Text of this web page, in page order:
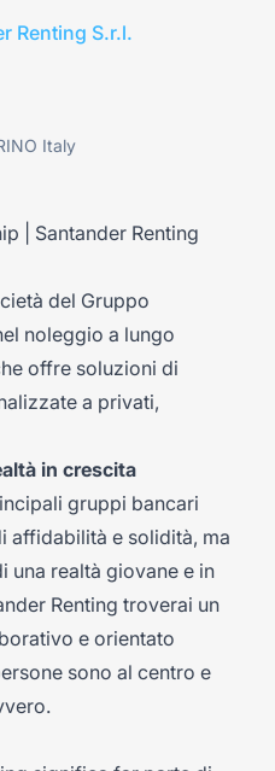
Renting S.r.l.
Italy
| Santander Renting
del Gruppo
noleggio a lungo
offre soluzioni di
a privati,
in crescita
gruppi bancari
affidabilità e solidità, ma
una realtà giovane e in
Renting troverai un
e orientato
sono al centro e